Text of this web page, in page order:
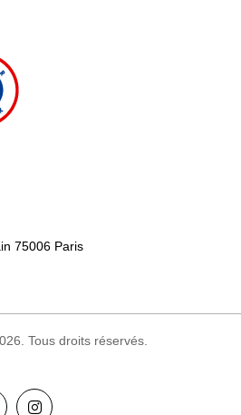
75006 Paris
Tous droits réservés.